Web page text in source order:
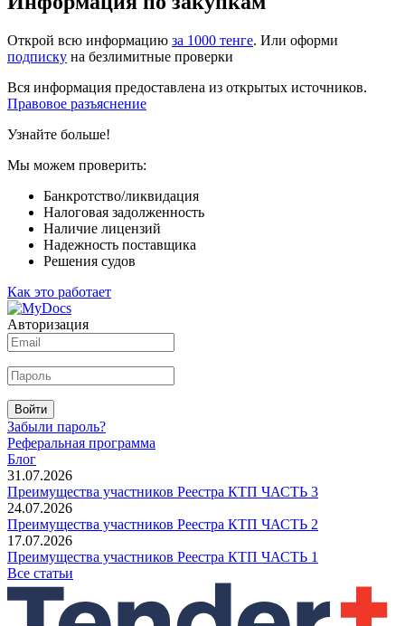
Открой всю информацию за 1000 тенге. Или оформи
подписку на безлимитные проверки
Вся информация предоставлена из открытых источников.
Правовое разъяснение
Узнайте больше!
Мы можем проверить:
Банкротство/ликвидация
Налоговая задолженность
Наличие лицензий
Надежность поставщика
Решения судов
Как это работает
Авторизация
Войти
Забыли пароль?
Реферальная программа
Блог
31.07.2026
Преимущества участников Реестра КТП ЧАСТЬ 3
24.07.2026
Преимущества участников Реестра КТП ЧАСТЬ 2
17.07.2026
Преимущества участников Реестра КТП ЧАСТЬ 1
Все статьи